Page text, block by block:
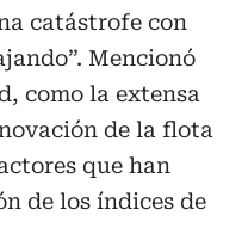
catástrofe con
Mencionó
como la extensa
de la flota
que han
de los índices de